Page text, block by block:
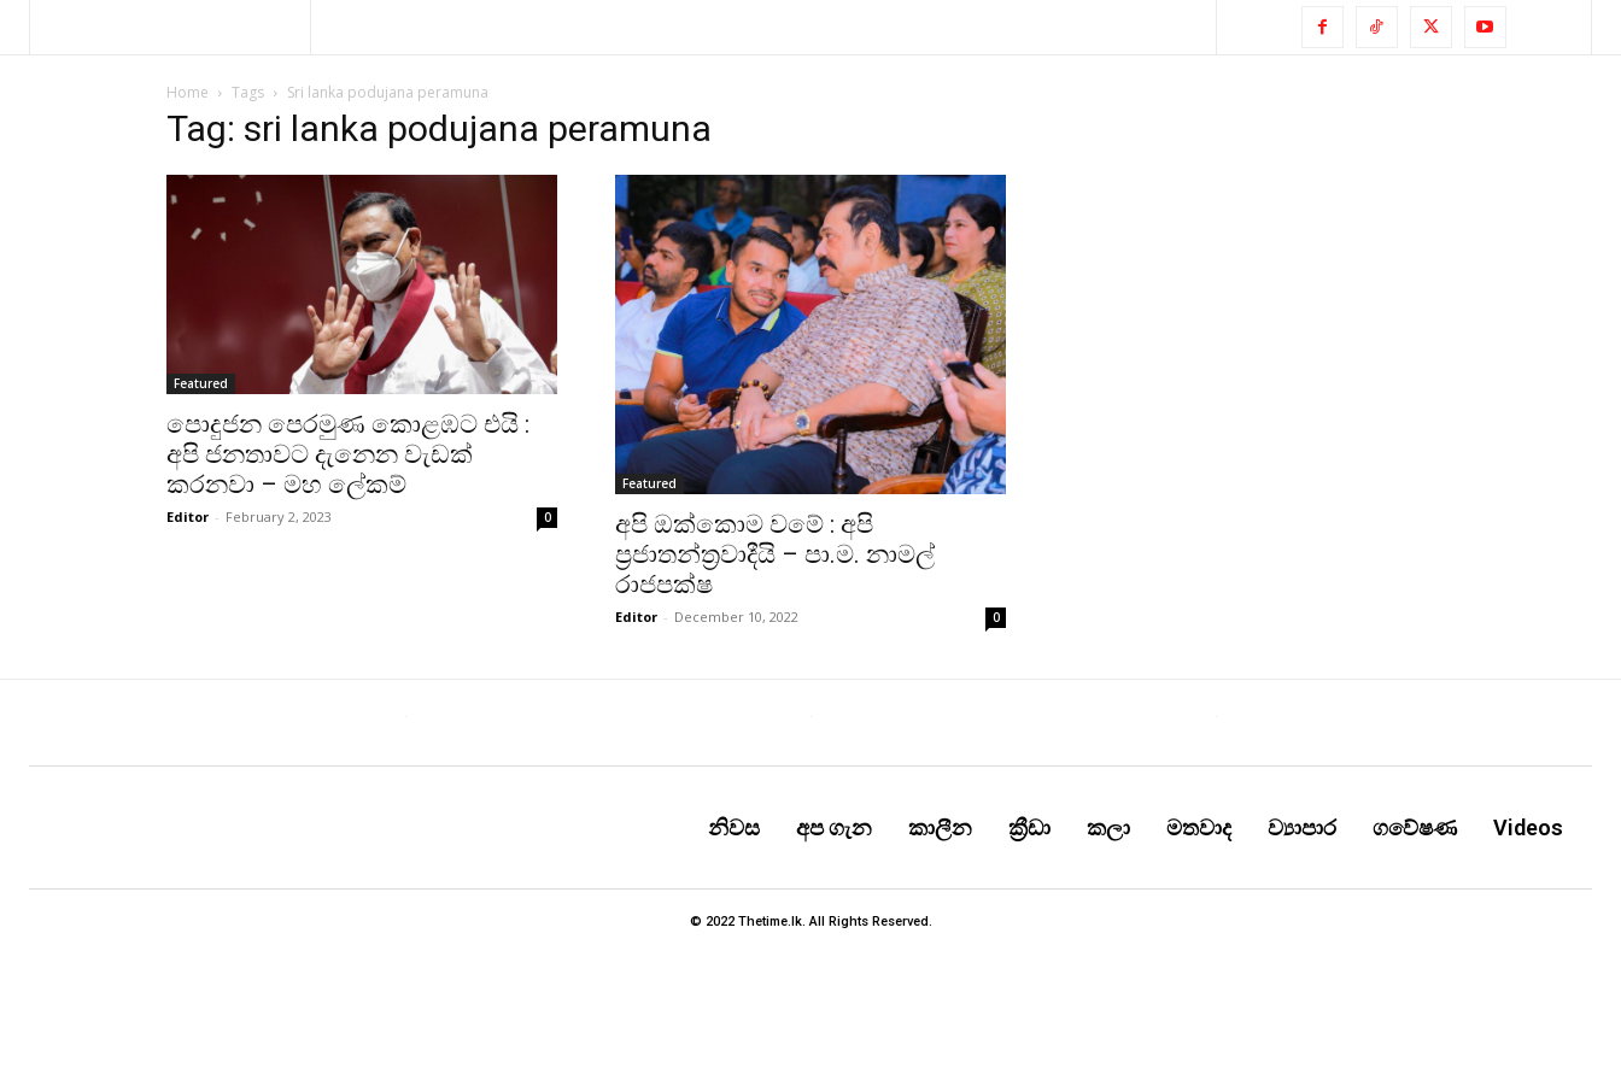
Home Tags Sri lanka podujana peramuna
Tag: sri lanka podujana peramuna
Featured
පොදුජන පෙරමුණ කොළඹට එයි :
අපි ජනතාවට දැනෙන වැඩක්
කරනවා – මහ ලේකම්
Editor - February 2, 2023 0
Featured
අපි ඔක්කොම වමේ : අපි
ප්‍රජාතන්ත්‍රවාදීයි – පා.ම. නාමල්
රාජපක්ෂ
Editor - December 10, 2022 0
නිවස අප ගැන කාලීන ක්‍රීඩා කලා මතවාද ව්‍යාපාර ගවේෂණ Videos
© 2022 Thetime.lk. All Rights Reserved.